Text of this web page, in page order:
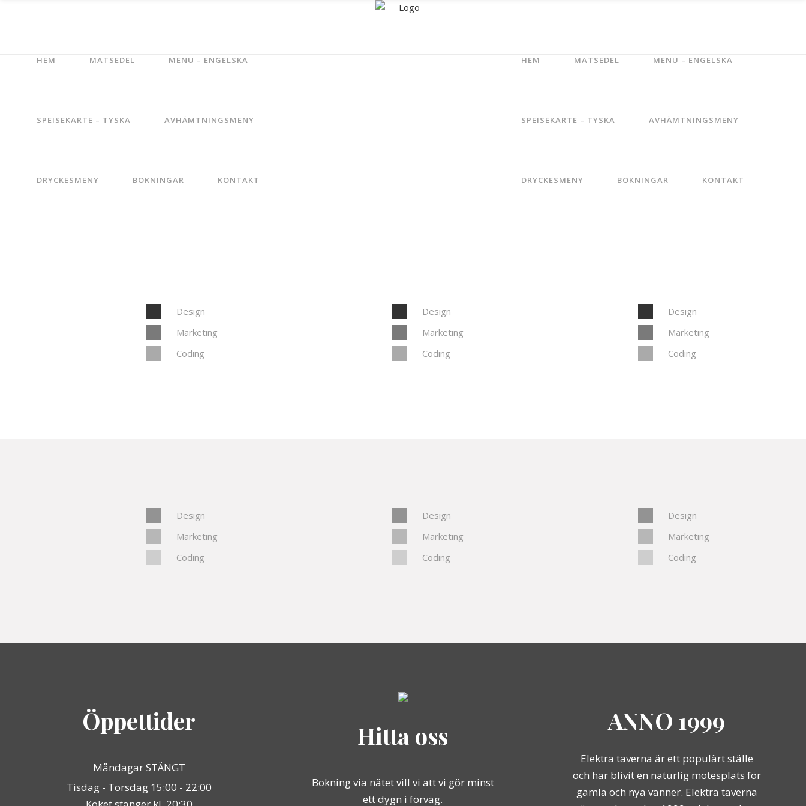
HEM MATSEDEL MENU – ENGELSKA
SPEISEKARTE – TYSKA AVHÄMTNINGSMENY
DRYCKESMENY BOKNINGAR KONTAKT
HEM MATSEDEL MENU – ENGELSKA
SPEISEKARTE – TYSKA AVHÄMTNINGSMENY
DRYCKESMENY BOKNINGAR KONTAKT
Design
Marketing
Coding
Design
Marketing
Coding
Design
Marketing
Coding
Design
Marketing
Coding
Design
Marketing
Coding
Design
Marketing
Coding
Öppettider
Måndagar STÄNGT
Tisdag - Torsdag 15:00 - 22:00
Hitta oss
Bokning via nätet vill vi att vi gör minst
ett dygn i förväg.
ANNO 1999
Elektra taverna är ett populärt ställe
och har blivit en naturlig mötesplats för
gamla och nya vänner. Elektra taverna